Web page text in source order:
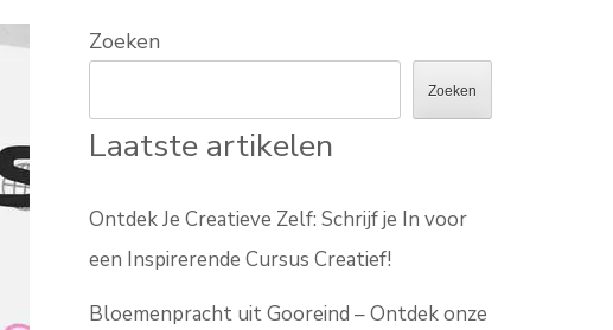
Zoeken
Zoeken
Laatste artikelen
Ontdek Je Creatieve Zelf: Schrijf je In voor
een Inspirerende Cursus Creatief!
Bloemenpracht uit Gooreind – Ontdek onze